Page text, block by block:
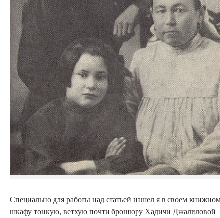
Специально для работы над статьей нашел я в своем книжном
шкафу тонкую, ветхую почти брошюру Хадичи Джалиловой